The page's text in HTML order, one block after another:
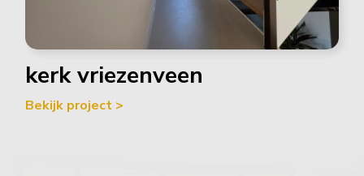
kerk vriezenveen
Bekijk project >